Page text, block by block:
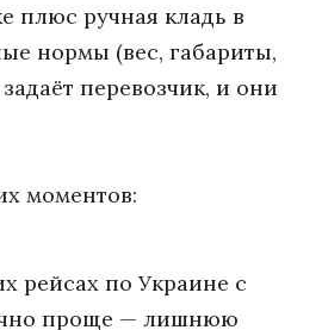
плюс ручная кладь в
нормы (вес, габариты,
перевозчик, и они
моментов:
рейсах по Украине с
проще — лишнюю